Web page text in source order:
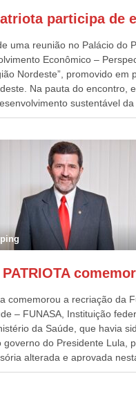
uma reunião no Palácio do
Econômico –
Nordeste”, promovido em
Na pauta do encontro,
sustentável
de políticas
a presença do Vice-
ocupa o Ministério do
Indústria, Comércio e
agora Presidente
Câmara, o ex Deputado
da SUDENE,
Pernambuco, Raquel Lyra, os
e da Integração e do
que também ajudam a
comemorou a recriação da
– FUNASA, Instituição
da Saúde, que havia
governo do Presidente Lula,
alterada e aprovada
Gonzaga Patriota